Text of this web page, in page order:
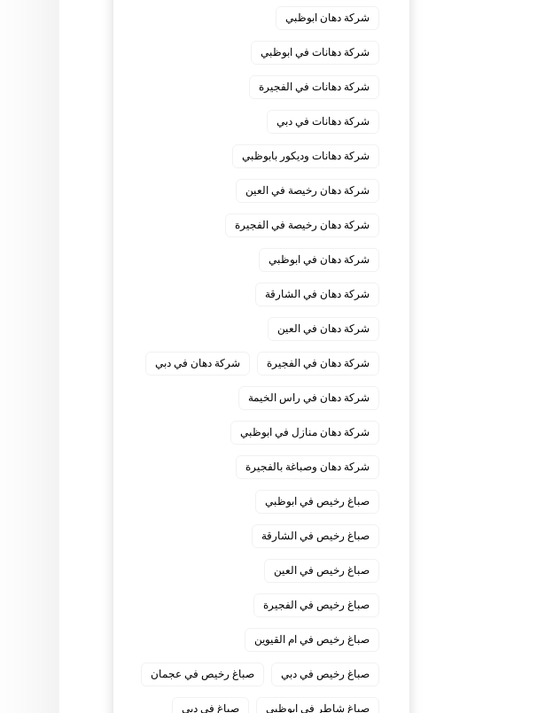
شركة دهان ابوظبي
شركة دهانات في ابوظبي
شركة دهانات في الفجيرة
شركة دهانات في دبي
شركة دهانات وديكور بابوظبي
شركة دهان رخيصة في العين
شركة دهان رخيصة في الفجيرة
شركة دهان في ابوظبي
شركة دهان في الشارقة
شركة دهان في العين
شركة دهان في الفجيرة شركة دهان في دبي
شركة دهان في راس الخيمة
شركة دهان منازل في ابوظبي
شركة دهان وصباغة بالفجيرة
صباغ رخيص في ابوظبي
صباغ رخيص في الشارقة
صباغ رخيص في العين
صباغ رخيص في الفجيرة
صباغ رخيص في ام القيوين
صباغ رخيص في دبي صباغ رخيص في عجمان
صباغ شاطر في ابوظبي صباغ في دبي